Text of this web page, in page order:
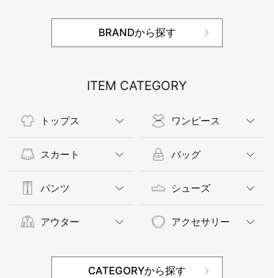
BRANDから探す
ITEM CATEGORY
トップス
スカート
パンツ
アウター
ワンピース
バッグ
シューズ
アクセサリー
CATEGORYから探す